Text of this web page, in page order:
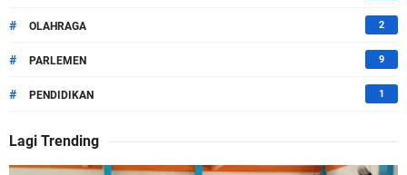
# OLAHRAGA 2
# PARLEMEN 9
# PENDIDIKAN 1
Lagi Trending